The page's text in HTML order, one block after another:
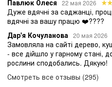
Сколько стоят саженцы гуавы?
На то, сколько стоит саженец
и его возраст. Интернет-
купить гуаву с закрытым
Как сохранить саженец гуавы
Гуава - растение, которое
условиях, оранжереях и
весны, когда можно
Павлюк Олеся
22 мая 2026
Дуже вдячні за саджанці,
вдячні за вашу працю ❤️????
Дар'я Кочуланова 20 мая 2026
Замовляла на сайті дерево,
- все дійшло у гарному стані,
рослини сподобались. Дякую!
Смотреть все отзывы (295)